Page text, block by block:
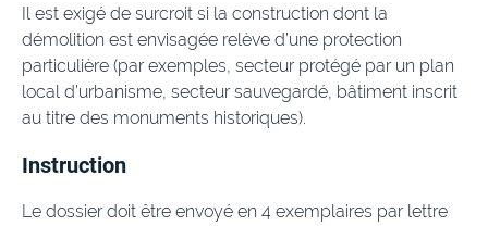
Il est exigé de surcroit si la construction dont la
démolition est envisagée relève d’une protection
particulière (par exemples, secteur protégé par un plan
local d’urbanisme, secteur sauvegardé, bâtiment inscrit
au titre des monuments historiques).
Instruction
Le dossier doit être envoyé en 4 exemplaires par lettre